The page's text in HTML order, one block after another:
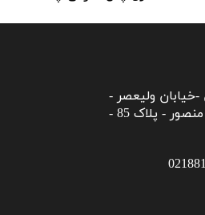
-خیابان ولیعصر -
ابتدای خیابان مطهری - کوچه منصور - پلاک 85 -